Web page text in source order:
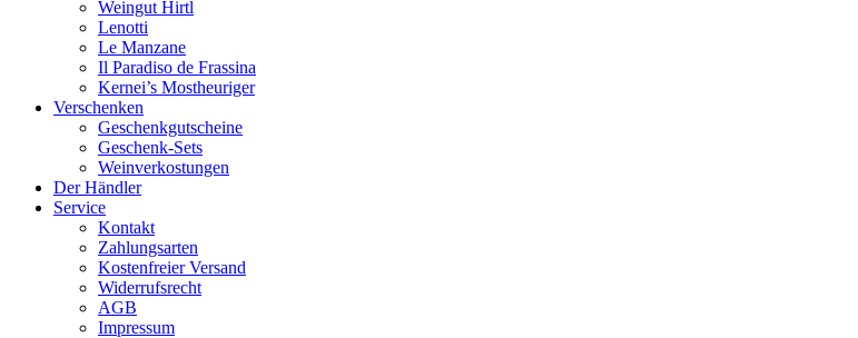
Weingut Hirtl
Lenotti
Le Manzane
Il Paradiso de Frassina
Kernei’s Mostheuriger
Verschenken
Geschenkgutscheine
Geschenk-Sets
Weinverkostungen
Der Händler
Service
Kontakt
Zahlungsarten
Kostenfreier Versand
Widerrufsrecht
AGB
Impressum